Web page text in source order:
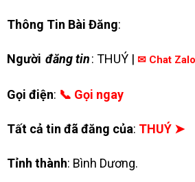
Thông Tin Bài Đăng:
Người đăng tin: THUÝ | ✉ Chat Zalo
Gọi điện: 📞 Gọi ngay
Tất cả tin đã đăng của: THUÝ ➤
Tỉnh thành: Bình Dương.